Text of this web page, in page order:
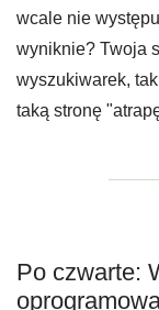
wcale nie
wyniknie? Twoja
wyszukiwarek,
taką stronę
Po czwarte: